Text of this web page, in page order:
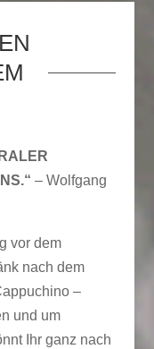
– Wolfgang
vor dem
nach dem
–
und um
Ihr ganz nach